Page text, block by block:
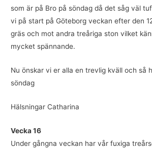
som är på Bro på söndag då det såg väl
vi på start på Göteborg veckan efter den
gräs och mot andra treåriga ston vilket
mycket spännande.
Nu önskar vi er alla en trevlig kväll och så
söndag
Hälsningar Catharina
Vecka 16
Under gångna veckan har vår fuxiga